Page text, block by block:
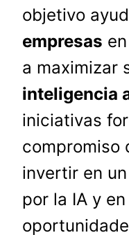
objetivo
empresas
a maximizar
inteligencia
iniciativas
compromiso
invertir en
por la IA y